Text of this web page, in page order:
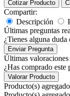
Cotizar Producto
Compartir:
Descripción
Últimas preguntas
¿Tienes alguna
Enviar Pregunta
Últimas valoraciones
¿Has comprado este
Valorar Producto
Producto(s)